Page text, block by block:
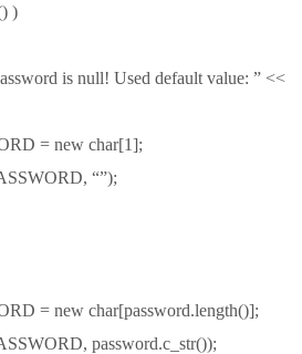
)
is null! Used default value: ” <<
= new char[1];
“”);
new char[password.length()];
password.c_str());